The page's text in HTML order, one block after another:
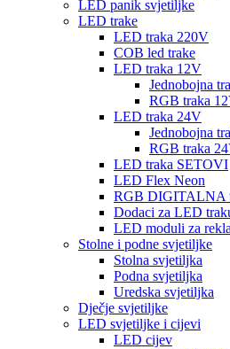
LED panik svjetiljke
LED trake
LED traka 220V
COB led trake
LED traka 12V
Jednobojna
RGB traka
LED traka 24V
Jednobojna
RGB traka
LED traka SETOVI
LED Flex Neon
RGB DIGITALNA
Dodaci za LED
LED moduli za
Stolne i podne svjetiljke
Stolna svjetiljka
Podna svjetiljka
Uredska svjetiljka
Dječje svjetiljke
LED svjetiljke i cijevi
LED cijev